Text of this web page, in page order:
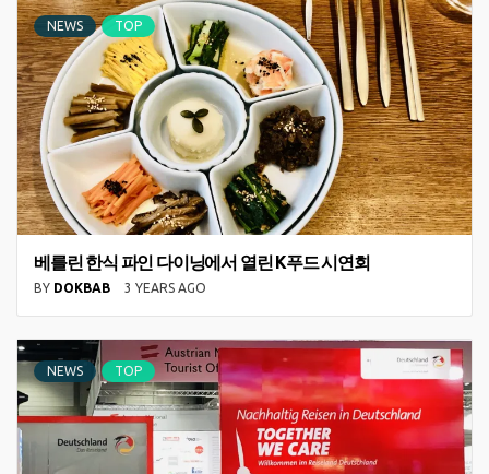
NEWS TOP
베를린 한식 파인 다이닝에서 열린 K푸드 시연회
BY DOKBAB 3 YEARS AGO
NEWS TOP